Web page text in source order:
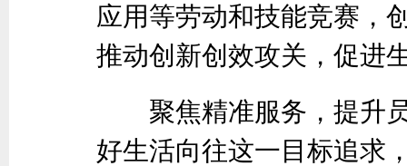
应用等劳动和技能竞赛，
推动创新创效攻关，促进
聚焦精准服务，提升员
好生活向往这一目标追求